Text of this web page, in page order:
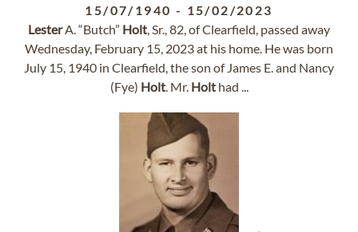
15/07/1940 - 15/02/2023
LesterA. “Butch” Holt, Sr., 82, of Clearfield, passed away
Wednesday, February 15, 2023 at his home. He was born
July 15, 1940 in Clearfield, the son of James E. and Nancy
(Fye) Holt. Mr. Holthad ...